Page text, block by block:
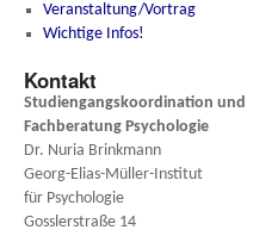
Veranstaltung/Vortrag
Wichtige Infos!
Kontakt
Studiengangskoordination und
Fachberatung Psychologie
Dr. Nuria Brinkmann
Georg-Elias-Müller-Institut
für Psychologie
Gosslerstraße 14